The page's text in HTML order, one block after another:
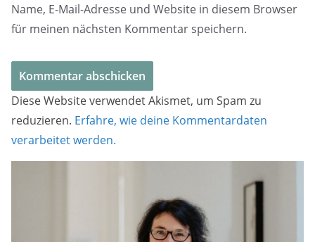
Name, E-Mail-Adresse und Website in diesem Browser
für meinen nächsten Kommentar speichern.
Diese Website verwendet Akismet, um Spam zu
reduzieren. Erfahre, wie deine Kommentardaten
verarbeitet werden.